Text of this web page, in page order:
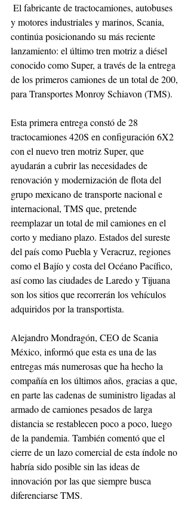
y motores industriales y marinos, Scania,
continúa posicionando su más reciente
lanzamiento: el último tren motriz a diésel
conocido como Super, a través de la entrega
de los primeros camiones de un total de 200,
para Transportes Monroy Schiavon (TMS).
Esta primera entrega constó de 28
tractocamiones 420S en configuración 6X2
con el nuevo tren motriz Super, que
ayudarán a cubrir las necesidades de
renovación y modernización de flota del
grupo mexicano de transporte nacional e
internacional, TMS que, pretende
reemplazar un total de mil camiones en el
corto y mediano plazo. Estados del sureste
del país como Puebla y Veracruz, regiones
como el Bajío y costa del Océano Pacífico,
así como las ciudades de Laredo y Tijuana
son los sitios que recorrerán los vehículos
adquiridos por la transportista.
Alejandro Mondragón, CEO de Scania
México, informó que esta es una de las
entregas más numerosas que ha hecho la
compañía en los últimos años, gracias a que,
en parte las cadenas de suministro ligadas al
armado de camiones pesados de larga
distancia se restablecen poco a poco, luego
de la pandemia. También comentó que el
cierre de un lazo comercial de esta índole no
habría sido posible sin las ideas de
innovación por las que siempre busca
diferenciarse TMS.